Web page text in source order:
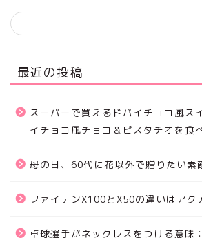
最近の投稿
スーパーで買えるドバイチョコ風ス
イチョコ風チョコ＆ピスタチオを食
母の日、60代に花以外で贈りたい素
ファイテンX100とX50の違いはアク
卓球選手がネックレスをつける意味